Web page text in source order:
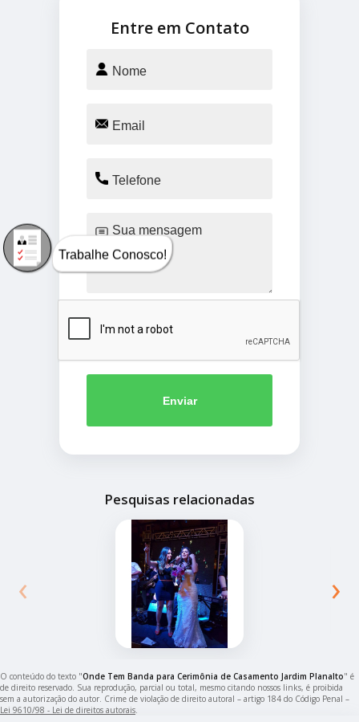
Entre em Contato
Enviar
Pesquisas relacionadas
‹ ›
O conteúdo do texto "Onde Tem Banda para Cerimônia de Casamento Jardim Planalto" é
de direito reservado. Sua reprodução, parcial ou total, mesmo citando nossos links, é proibida
sem a autorização do autor. Crime de violação de direito autoral – artigo 184 do Código Penal –
Lei 9610/98 - Lei de direitos autorais.
Trabalhe Conosco!